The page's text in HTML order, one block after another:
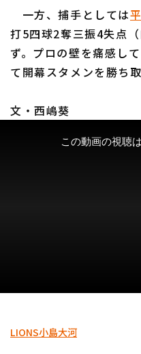
一方、捕手としては
打5四球2奪三振4失点
ず。プロの壁を痛感し
て開幕スタメンを勝ち
文・西嶋葵
LIONS小島大河